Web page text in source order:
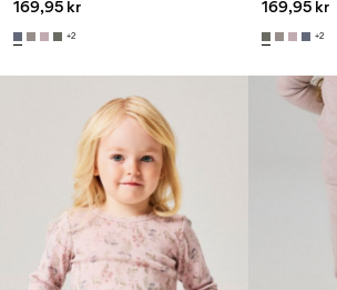
169,95 kr
+2
169,95 kr
+2